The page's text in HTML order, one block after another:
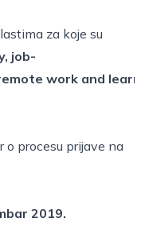
za koje su
job-
work and
o procesu prijave na
2019.